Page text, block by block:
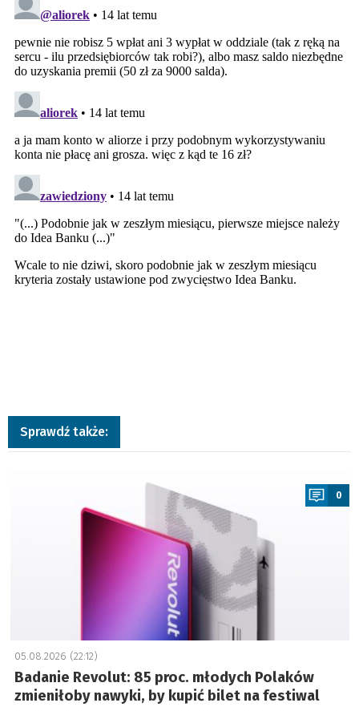
Sprawdź także:
0
05.08.2026 (22:12)
Badanie Revolut: 85 proc. młodych Polaków
zmieniłoby nawyki, by kupić bilet na festiwal